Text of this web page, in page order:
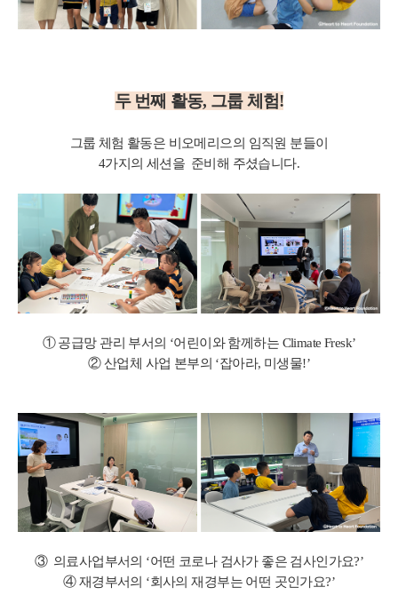
두 번째 활동, 그룹 체험!
그룹 체험 활동은 비오메리으의 임직원 분들이
4가지의 세션을 준비해 주셨습니다.
① 공급망 관리 부서의 ‘어린이와 함께하는 Climate Fresk’
② 산업체 사업 본부의 ‘잡아라, 미생물!’
③ 의료사업부서의 ‘어떤 코로나 검사가 좋은 검사인가요?’
④ 재경부서의 ‘회사의 재경부는 어떤 곳인가요?’